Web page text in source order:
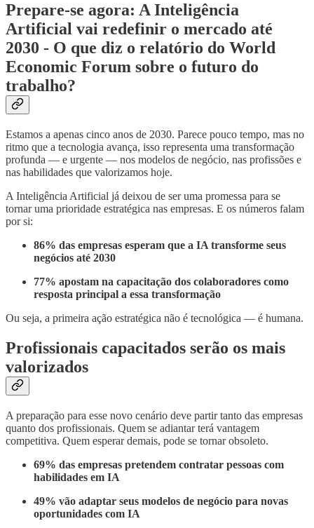
Prepare-se agora: A Inteligência
Artificial vai redefinir o mercado até
2030 - O que diz o relatório do World
Economic Forum sobre o futuro do
trabalho?
Estamos a apenas cinco anos de 2030. Parece pouco tempo, mas no
ritmo que a tecnologia avança, isso representa uma transformação
profunda — e urgente — nos modelos de negócio, nas profissões e
nas habilidades que valorizamos hoje.
A Inteligência Artificial já deixou de ser uma promessa para se
tornar uma prioridade estratégica nas empresas. E os números falam
por si:
86% das empresas esperam que a IA transforme seus
negócios até 2030
77% apostam na capacitação dos colaboradores como
resposta principal a essa transformação
Ou seja, a primeira ação estratégica não é tecnológica — é humana.
Profissionais capacitados serão os mais
valorizados
A preparação para esse novo cenário deve partir tanto das empresas
quanto dos profissionais. Quem se adiantar terá vantagem
competitiva. Quem esperar demais, pode se tornar obsoleto.
69% das empresas pretendem contratar pessoas com
habilidades em IA
49% vão adaptar seus modelos de negócio para novas
oportunidades com IA